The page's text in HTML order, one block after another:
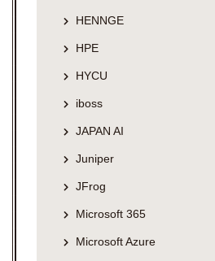
HENNGE
HPE
HYCU
iboss
JAPAN AI
Juniper
JFrog
Microsoft 365
Microsoft Azure